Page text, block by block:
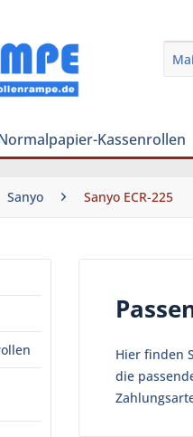
Kassenrollen
Sanyo Sanyo ECR-225
Hier finden
die